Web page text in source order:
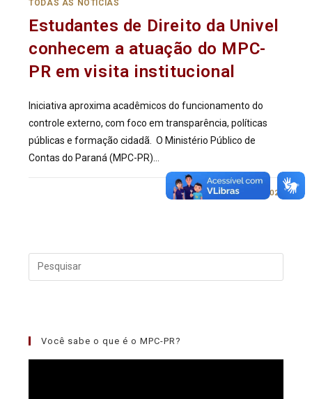
TODAS AS NOTÍCIAS
Estudantes de Direito da Univel
conhecem a atuação do MPC-
PR em visita institucional
Iniciativa aproxima acadêmicos do funcionamento do
controle externo, com foco em transparência, políticas
públicas e formação cidadã. O Ministério Público de
Contas do Paraná (MPC-PR)…
27/05/2026
Você sabe o que é o MPC-PR?